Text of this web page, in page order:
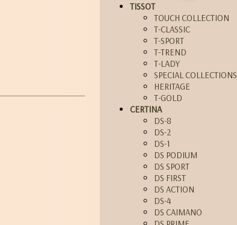
TISSOT
TOUCH COLLECTION
T-CLASSIC
T-SPORT
T-TREND
T-LADY
SPECIAL COLLECTIONS
HERITAGE
T-GOLD
CERTINA
DS-8
DS-2
DS-1
DS PODIUM
DS SPORT
DS FIRST
DS ACTION
DS-4
DS CAIMANO